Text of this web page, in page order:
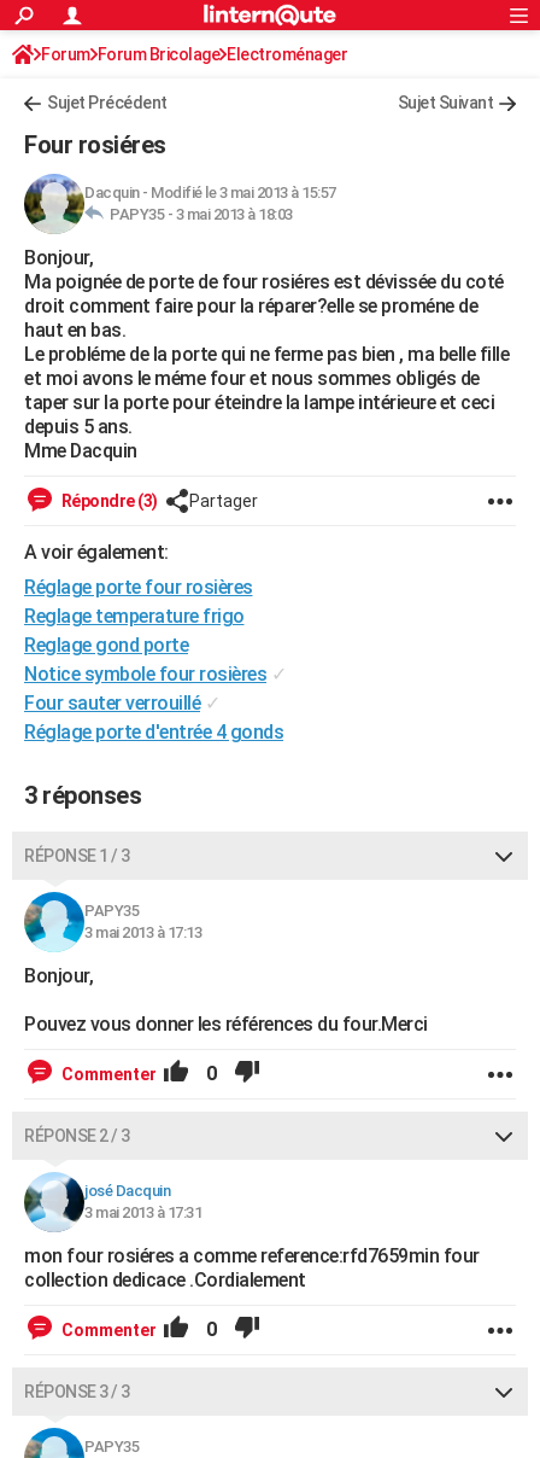
ACTUALITÉS
Politique
Société
Faits Divers
Education
Monde
Villes
+
FINANCE
Retraite
Impôts
Epargne
Immobilier
Risques naturels par ville
Banque
Assurance
Crédit
AUTO
Essais
Réserver un essai
Citadines
Berlines
SUV
Forum auto
+HIGH-TECH
Mobiles
Meilleur smartphone
Internet
Ordinateurs
Jeux vidéo
Guide high-tech
+BRICOLAGE
Forum
Aménagement intérieur
Extérieur
Cuisine
Salle de bains
Jardinage
Rangement
WEEK-END
Guides de France
Escapades
Patrimoine
Expositions
Musées
Week-end nature
LIFESTYLE
Modes de vie
Alimentation
Guide de la santé
Maladies
Médicaments
Sommeil
Destinations
City break
Voyage nature
Voyage de noces
Forum
Climat
+
GUIDES D'ACHAT
BONS PLANS
CARTE DE VOEUX
Dictionnaire
Biographies
Citations
Expressions
Proverbes
PROGRAMME TV
COPAINS D'AVANT
S'inscrire
Se connecter
Lycées
Collèges
Primaires
Universités
Entreprises
Service militaire
Avis de recherche
AVIS DE DÉCÈS
S'inscrire
Connexion
Forum Forum Bricolage Electroménager
Sujet Précédent Sujet Suivant
Four rosiéres
Dacquin- Modifié le 3 mai 2013 à 15:57
PAPY35 - 3 mai 2013 à 18:03
Bonjour,
Ma poignée de porte de four rosiéres est dévissée du coté
droit comment faire pour la réparer?elle se proméne de
haut en bas.
Le probléme de la porte qui ne ferme pas bien , ma belle fille
et moi avons le méme four et nous sommes obligés de
taper sur la porte pour éteindre la lampe intérieure et ceci
depuis 5 ans.
Mme Dacquin
Répondre (3) Partager
A voir également:
Réglage porte four rosières
Reglage temperature frigo
Reglage gond porte
Notice symbole four rosières ✓
Four sauter verrouillé ✓
Réglage porte d'entrée 4 gonds
3 réponses
RÉPONSE 1 / 3
PAPY35
3 mai 2013 à 17:13
Bonjour,
Pouvez vous donner les références du four.Merci
Commenter 0
RÉPONSE 2 / 3
josé Dacquin
3 mai 2013 à 17:31
mon four rosiéres a comme reference:rfd7659min four
collection dedicace .Cordialement
Commenter 0
RÉPONSE 3 / 3
PAPY35